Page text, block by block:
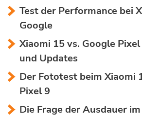
Test der Performance bei
Google
Xiaomi 15 vs. Google
und Updates
Der Fototest beim Xiaomi
Pixel 9
Die Frage der Ausdauer